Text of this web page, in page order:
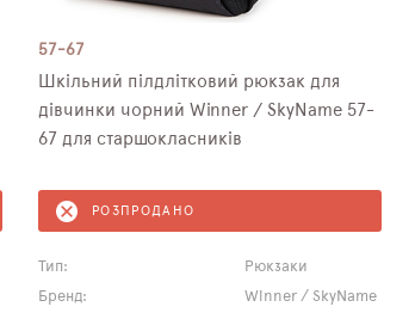
57-67
Шкільний пілдлітковий рюкзак для
дівчинки чорний Winner / SkyNamе 57-
67 для старшокласників
РОЗПРОДАНО
Тип:
Рюкзаки
Бренд:
Winner / SkyName